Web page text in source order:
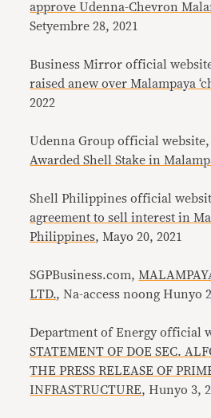
approve Udenna-Chevron
Setyembre 28, 2021
Business Mirror official
raised anew over Malampaya
2022
Udenna Group official website,
Awarded Shell Stake in
Shell Philippines official
agreement to sell interest in
Philippines, Mayo 20, 2021
SGPBusiness.com,
LTD., Na-access noong Hunyo
Department of Energy official
STATEMENT OF DOE SEC.
THE PRESS RELEASE OF
INFRASTRUCTURE, Hunyo 3,